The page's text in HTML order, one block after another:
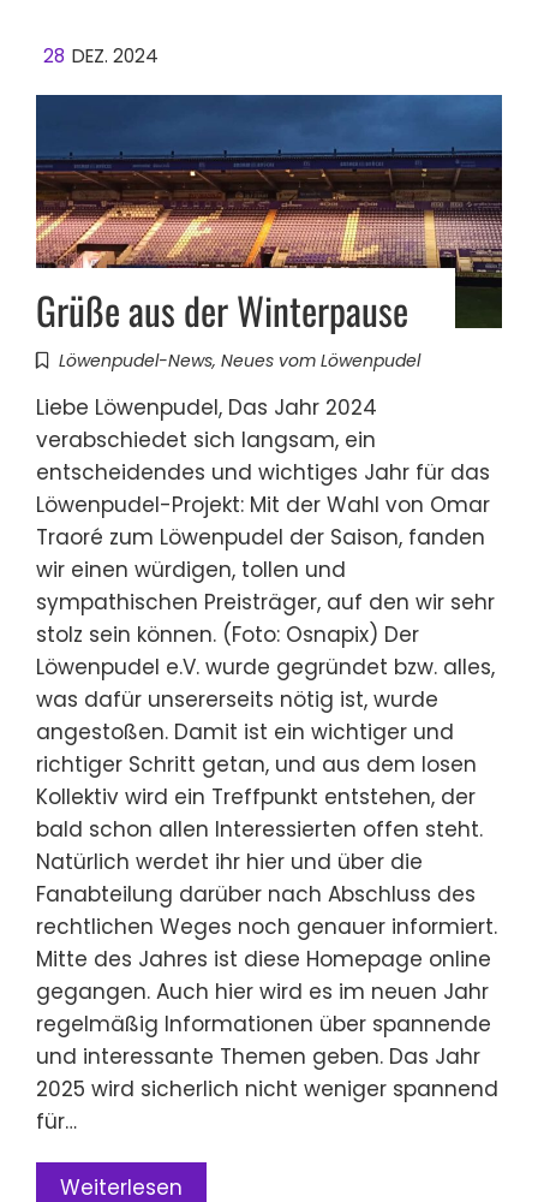
28 DEZ. 2024
Grüße aus der Winterpause
Löwenpudel-News, Neues vom Löwenpudel
Liebe Löwenpudel, Das Jahr 2024
verabschiedet sich langsam, ein
entscheidendes und wichtiges Jahr für das
Löwenpudel-Projekt: Mit der Wahl von Omar
Traoré zum Löwenpudel der Saison, fanden
wir einen würdigen, tollen und
sympathischen Preisträger, auf den wir sehr
stolz sein können. (Foto: Osnapix) Der
Löwenpudel e.V. wurde gegründet bzw. alles,
was dafür unsererseits nötig ist, wurde
angestoßen. Damit ist ein wichtiger und
richtiger Schritt getan, und aus dem losen
Kollektiv wird ein Treffpunkt entstehen, der
bald schon allen Interessierten offen steht.
Natürlich werdet ihr hier und über die
Fanabteilung darüber nach Abschluss des
rechtlichen Weges noch genauer informiert.
Mitte des Jahres ist diese Homepage online
gegangen. Auch hier wird es im neuen Jahr
regelmäßig Informationen über spannende
und interessante Themen geben. Das Jahr
2025 wird sicherlich nicht weniger spannend
für…
Weiterlesen